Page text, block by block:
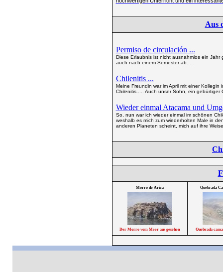
Aus
Permiso de circulación ...
Diese Erlaubnis ist nicht ausnahmlos ein
auch nach einem Semester ab. ...
Chilenitis ...
Meine Freundin war im April mit einer
Chilenitis..... Auch unser Sohn, ein gebürtiger
Wieder einmal Atacama und
So, nun war ich wieder einmal im schönen
weshalb es mich zum wiederholten Male in
anderen Planeten scheint, mich auf ihre
Morro de Arica
Der Morro vom Meer aus gesehen
Quebrada
Quebrada